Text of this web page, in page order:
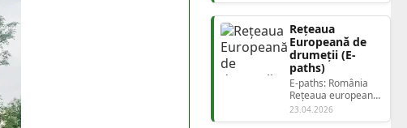
diviziune a...
Rețeaua
Europeană de
drumeții (E-
paths)
E-paths: România
Rețeaua europeană
de drumeții (E-
paths)Româ...
23.04.2026